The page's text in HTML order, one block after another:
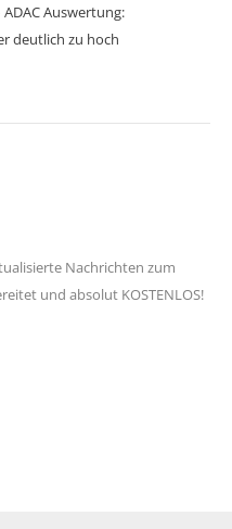
Auswertung:
deutlich zu hoch
Nachrichten zum
und absolut KOSTENLOS!